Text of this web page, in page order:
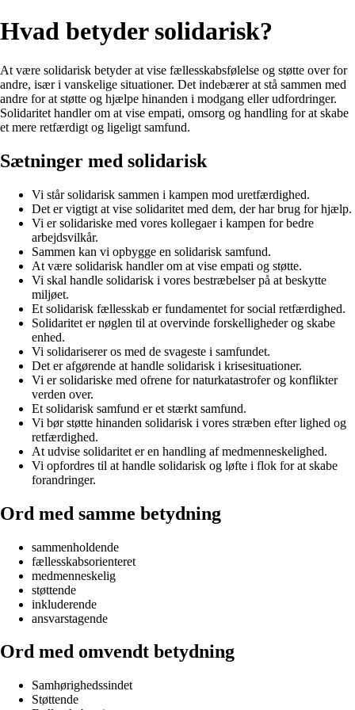
Hvad betyder solidarisk?
At være solidarisk betyder at vise fællesskabsfølelse og støtte over for
andre, især i vanskelige situationer. Det indebærer at stå sammen med
andre for at støtte og hjælpe hinanden i modgang eller udfordringer.
Solidaritet handler om at vise empati, omsorg og handling for at skabe
et mere retfærdigt og ligeligt samfund.
Sætninger med solidarisk
Vi står solidarisk sammen i kampen mod uretfærdighed.
Det er vigtigt at vise solidaritet med dem, der har brug for hjælp.
Vi er solidariske med vores kollegaer i kampen for bedre
arbejdsvilkår.
Sammen kan vi opbygge en solidarisk samfund.
At være solidarisk handler om at vise empati og støtte.
Vi skal handle solidarisk i vores bestræbelser på at beskytte
miljøet.
Et solidarisk fællesskab er fundamentet for social retfærdighed.
Solidaritet er nøglen til at overvinde forskelligheder og skabe
enhed.
Vi solidariserer os med de svageste i samfundet.
Det er afgørende at handle solidarisk i krisesituationer.
Vi er solidariske med ofrene for naturkatastrofer og konflikter
verden over.
Et solidarisk samfund er et stærkt samfund.
Vi bør støtte hinanden solidarisk i vores stræben efter lighed og
retfærdighed.
At udvise solidaritet er en handling af medmenneskelighed.
Vi opfordres til at handle solidarisk og løfte i flok for at skabe
forandringer.
Ord med samme betydning
sammenholdende
fællesskabsorienteret
medmenneskelig
støttende
inkluderende
ansvarstagende
Ord med omvendt betydning
Samhørighedssindet
Støttende